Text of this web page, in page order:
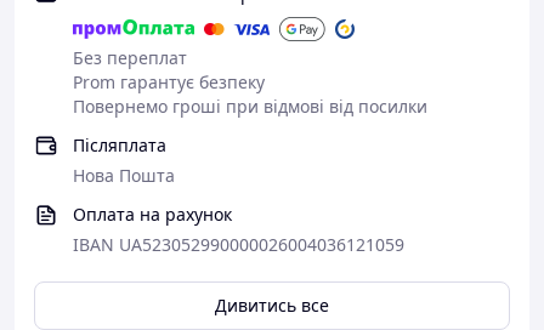
Без переплат
Prom гарантує безпеку
Повернемо гроші при відмові від посилки
Післяплата
Нова Пошта
Оплата на рахунок
IBAN UA523052990000026004036121059
Дивитись все